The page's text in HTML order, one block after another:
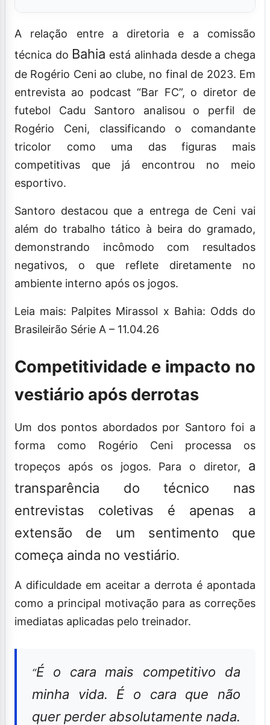
A relação entre a diretoria e a comissão
técnica do Bahia está alinhada desde a chega
de Rogério Ceni ao clube, no final de 2023. Em
entrevista ao podcast “Bar FC”, o diretor de
futebol Cadu Santoro analisou o perfil de
Rogério Ceni, classificando o comandante
tricolor como uma das figuras mais
competitivas que já encontrou no meio
esportivo.
Santoro destacou que a entrega de Ceni vai
além do trabalho tático à beira do gramado,
demonstrando incômodo com resultados
negativos, o que reflete diretamente no
ambiente interno após os jogos.
Leia mais: Palpites Mirassol x Bahia: Odds do
Brasileirão Série A – 11.04.26
Competitividade e impacto no
vestiário após derrotas
Um dos pontos abordados por Santoro foi a
forma como Rogério Ceni processa os
tropeços após os jogos. Para o diretor, a
transparência do técnico nas
entrevistas coletivas é apenas a
extensão de um sentimento que
começa ainda no vestiário.
A dificuldade em aceitar a derrota é apontada
como a principal motivação para as correções
imediatas aplicadas pelo treinador.
“É o cara mais competitivo da
minha vida. É o cara que não
quer perder absolutamente nada.